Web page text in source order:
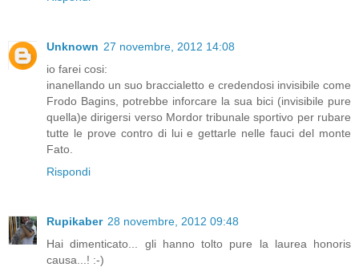
Unknown 27 novembre, 2012 14:08
io farei cosi:
inanellando un suo braccialetto e credendosi invisibile come
Frodo Bagins, potrebbe inforcare la sua bici (invisibile pure
quella)e dirigersi verso Mordor tribunale sportivo per rubare
tutte le prove contro di lui e gettarle nelle fauci del monte
Fato.
Rispondi
Rupikaber 28 novembre, 2012 09:48
Hai dimenticato... gli hanno tolto pure la laurea honoris
causa...! :-)